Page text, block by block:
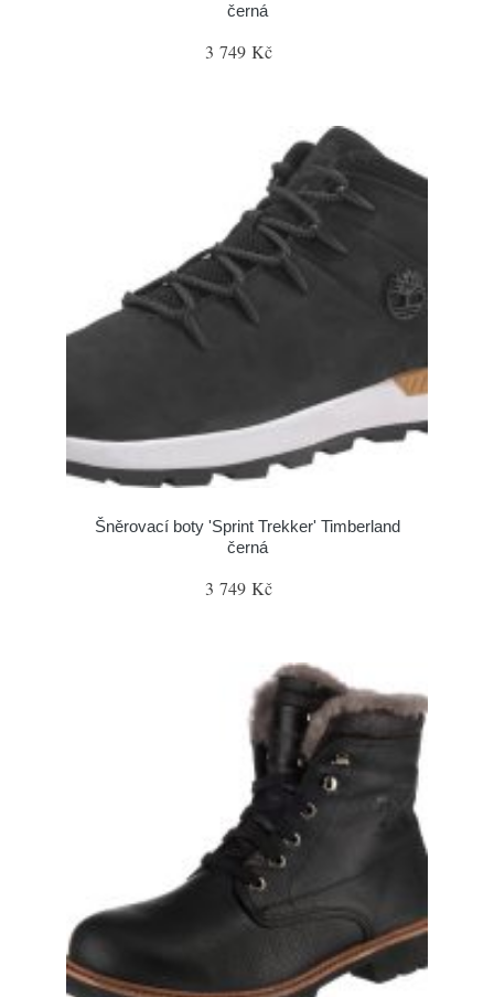
černá
3 749 Kč
Šněrovací boty 'Sprint Trekker' Timberland
černá
3 749 Kč